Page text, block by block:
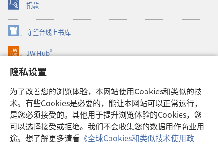
隐私设置
为了改善您的浏览体验，本网站使用Cookies和类似的技
术。有些Cookies是必要的，能让本网站可以正常运行，
是您必须接受的。其他用于提升浏览体验的Cookies，您
可以选择接受或拒绝。我们不会收集您的数据用作商业用
途。想了解更多请看 《全球Cookies和类似技术使用政
捐款
（打
开
新
窗
口）
守望台线上书库
（打
开
新
口）
JW Hub®
（打
开
新
窗
口）
JW Library®
Watchtower Library